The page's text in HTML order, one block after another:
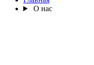
О нас